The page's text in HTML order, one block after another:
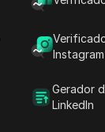
Instagram
Gerador
LinkedIn